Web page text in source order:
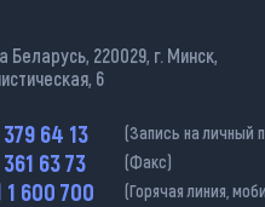
Беларусь, 220029, г. Минск,
6
64 13 (Запись на личный
63 73 (Факс)
1 600 700 (Горячая линия,